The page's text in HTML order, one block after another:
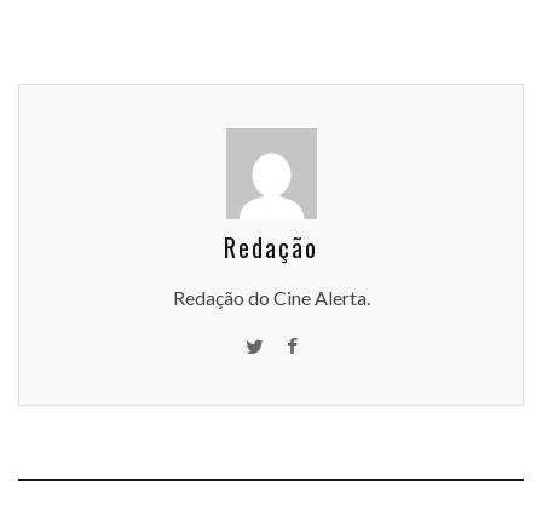
Redação
Redação do Cine Alerta.